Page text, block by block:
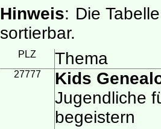
Hinweis: Die
sortierbar.
PLZ Thema
27777
Kids
Jugendliche
begeistern